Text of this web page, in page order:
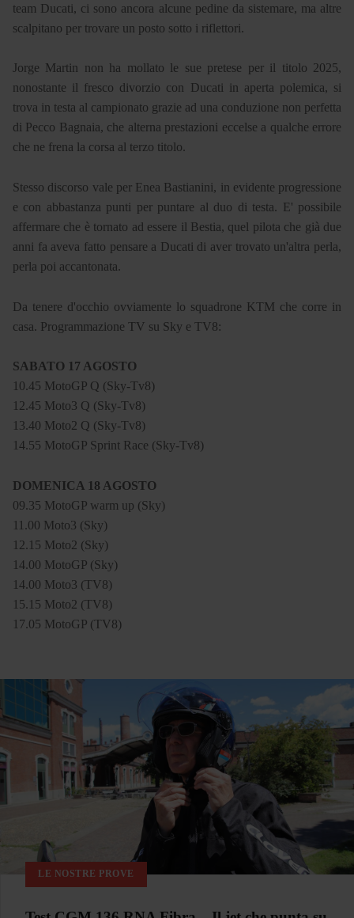
team Ducati, ci sono ancora alcune pedine da sistemare, ma altre
scalpitano per trovare un posto sotto i riflettori.
Jorge Martin non ha mollato le sue pretese per il titolo 2025,
nonostante il fresco divorzio con Ducati in aperta polemica, si
trova in testa al campionato grazie ad una conduzione non perfetta
di Pecco Bagnaia, che alterna prestazioni eccelse a qualche errore
che ne frena la corsa al terzo titolo.
Stesso discorso vale per Enea Bastianini, in evidente progressione
e con abbastanza punti per puntare al duo di testa. E' possibile
affermare che è tornato ad essere il Bestia, quel pilota che già due
anni fa aveva fatto pensare a Ducati di aver trovato un'altra perla,
perla poi accantonata.
Da tenere d'occhio ovviamente lo squadrone KTM che corre in
casa. Programmazione TV su Sky e TV8:
SABATO 17 AGOSTO
10.45 MotoGP Q (Sky-Tv8)
12.45 Moto3 Q (Sky-Tv8)
13.40 Moto2 Q (Sky-Tv8)
14.55 MotoGP Sprint Race (Sky-Tv8)
DOMENICA 18 AGOSTO
09.35 MotoGP warm up (Sky)
11.00 Moto3 (Sky)
12.15 Moto2 (Sky)
14.00 MotoGP (Sky)
14.00 Moto3 (TV8)
15.15 Moto2 (TV8)
17.05 MotoGP (TV8)
LE NOSTRE PROVE